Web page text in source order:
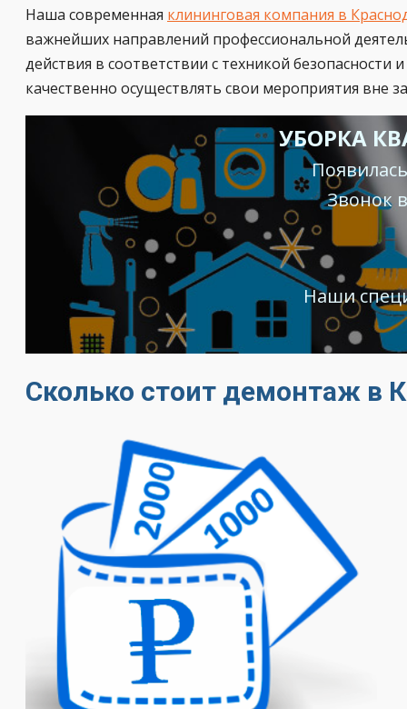
Наша современная клининговая компания в
важнейших направлений профессиональной
действия в соответствии с техникой
качественно осуществлять свои мероприятия вне
УБОРКА
Звонок
Наши
Сколько стоит демонтаж в